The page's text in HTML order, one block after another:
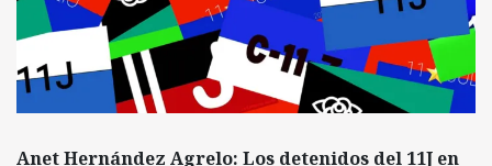
Anet Hernández Agrelo: Los detenidos del 11J en